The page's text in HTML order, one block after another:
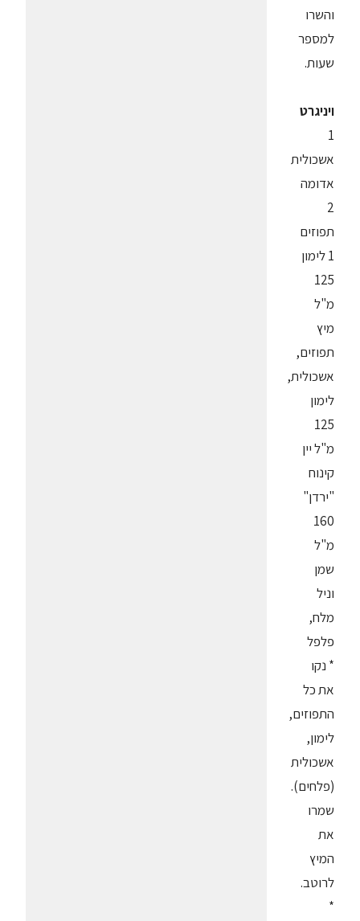
והשרו
למספר
שעות.
ויניגרט
1
אשכולית
אדומה
2
תפוזים
1 לימון
125
מ"ל
מיץ
תפוזים,
אשכולית,
לימון
125
מ"ל יין
קינוח
"ירדן"
160
מ"ל
שמן
וניל
מלח,
פלפל
* נקו
את כל
התפוזים,
לימון,
אשכולית
(פלחים).
שמרו
את
המיץ
לרוטב.
*